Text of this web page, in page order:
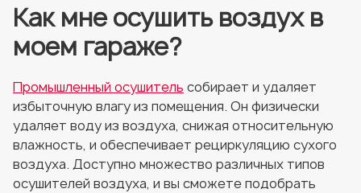
Как мне осушить воздух в
моем гараже?
Промышленный осушитель собирает и удаляет
избыточную влагу из помещения. Он физически
удаляет воду из воздуха, снижая относительную
влажность, и обеспечивает рециркуляцию сухого
воздуха. Доступно множество различных типов
осушителей воздуха, и вы сможете подобрать